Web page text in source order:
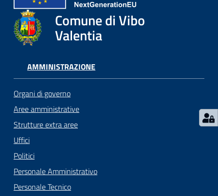
argomenti... Comune di Vibo
Valentia
AMMINISTRAZIONE
Organi di governo
Aree amministrative
Strutture extra aree
Uffici
Politici
Personale Amministrativo
Personale Tecnico